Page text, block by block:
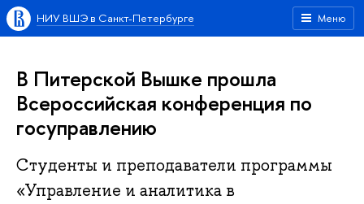
Меню
НИУ ВШЭ в Санкт-Петербурге
В Питерской Вышке прошла
Всероссийская конференция по
госуправлению
Студенты и преподаватели программы
«Управление и аналитика в